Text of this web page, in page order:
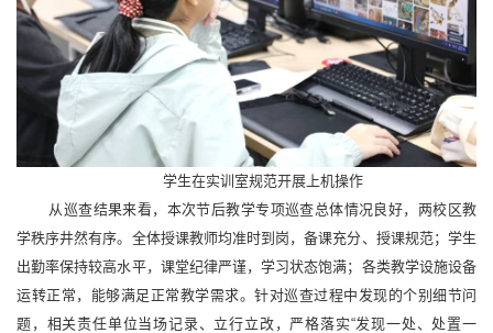
学生在实训室规范开展上机操作
从巡查结果来看，本次节后教学专项巡查总体情况良好，两校区教
学秩序井然有序。全体授课教师均准时到岗，备课充分、授课规范；学生
出勤率保持较高水平，课堂纪律严谨，学习状态饱满；各类教学设施设备
运转正常，能够满足正常教学需求。针对巡查过程中发现的个别细节问
题，相关责任单位当场记录、立行立改，严格落实“发现一处、处置一